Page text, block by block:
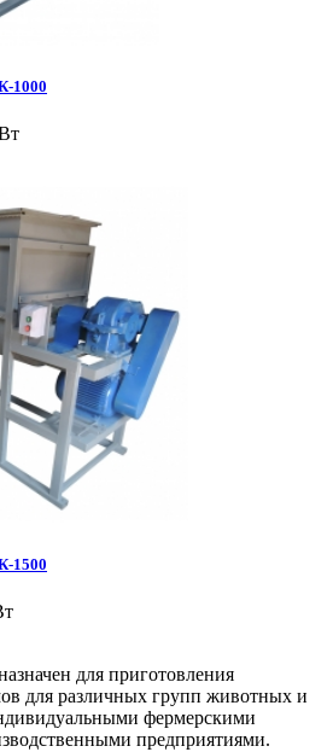
1000
1500
для приготовления
для различных групп животных и
фермерскими
предприятиями.